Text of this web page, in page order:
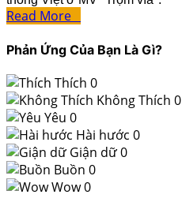
Read More
Phản Ứng Của Bạn Là Gì?
Thích 0
Không Thích 0
Yêu 0
Hài hước 0
Giận dữ0
Buồn 0
Wow0